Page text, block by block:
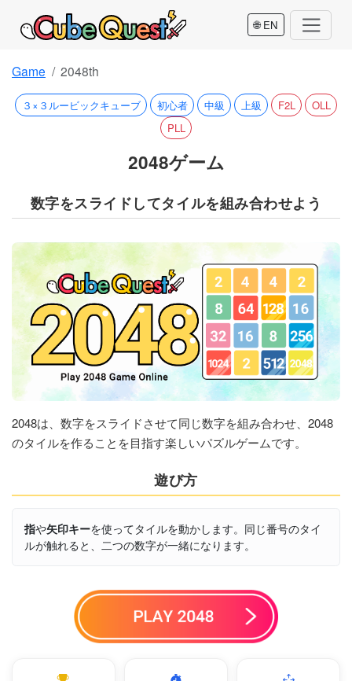
🌐 EN
Game 2048th
３×３ルービックキューブ 初心者 中級 上級 F2L
OLL
PLL
2048ゲーム
数字をスライドしてタイルを組み合わせよう
2048は、数字をスライドさせて同じ数字を組み合わせ、2048
のタイルを作ることを目指す楽しいパズルゲームです。
遊び方
指や矢印キーを使ってタイルを動かします。同じ番号のタイ
ルが触れると、二つの数字が一緒になります。